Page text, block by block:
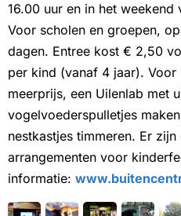
16.00 uur en in het weekend
Voor scholen en groepen,
dagen. Entree kost € 2,50
per kind (vanaf 4 jaar). Voor
meerprijs, een Uilenlab met
vogelvoederspulletjes
nestkastjes timmeren. Er
arrangementen voor
informatie: